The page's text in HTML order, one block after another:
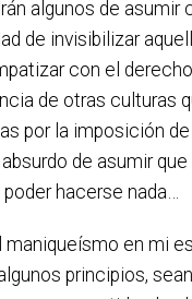
algunos de asumir
de invisibilizar
con el
de otras culturas
por la imposición
de asumir que
hacerse nada…
maniqueísmo en mi
principios,